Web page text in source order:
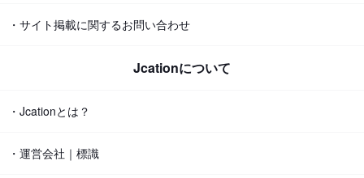
・サイト掲載に関するお問い合わせ
Jcationについて
・Jcationとは？
・運営会社｜標識